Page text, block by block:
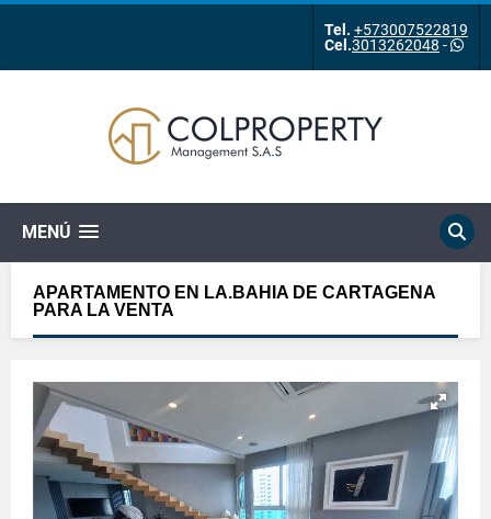
Tel. +573007522819
Cel.3013262048 -
MENÚ
APARTAMENTO EN LA.BAHIA DE CARTAGENA
PARA LA VENTA